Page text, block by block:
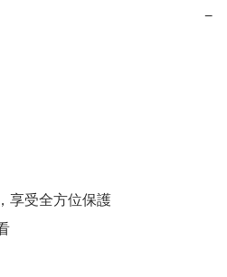
−
享受全方位保護